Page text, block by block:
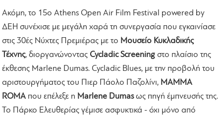
Ακόμη, το 15ο Athens Open Air Film Festival powered by
ΔΕΗ συνέχισε με μεγάλη χαρά τη συνεργασία που εγκαινίασε
στις 30ές Νύχτες Πρεμιέρας με το Μουσείο Κυκλαδικής
Τέχνης, διοργανώνοντας Cycladic Screening στο πλαίσιο της
έκθεσης Marlene Dumas. Cycladic Blues, με την προβολή του
αριστουργήματος του Πιερ Πάολο Παζολίνι, MAMMA
ROMA που επέλεξε η Marlene Dumasως πηγή έμπνευσής της.
Το Πάρκο Ελευθερίας γέμισε ασφυκτικά - όχι μόνο από